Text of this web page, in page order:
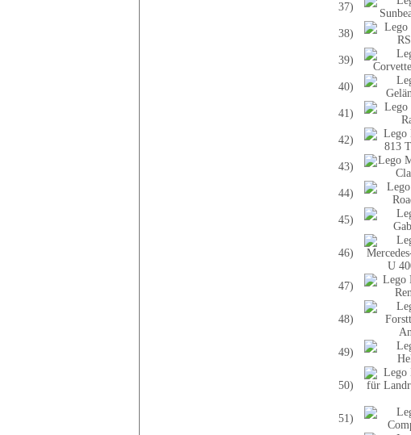
37)
38)
39)
40)
41)
42)
43)
44)
45)
46)
47)
48)
49)
50)
51)